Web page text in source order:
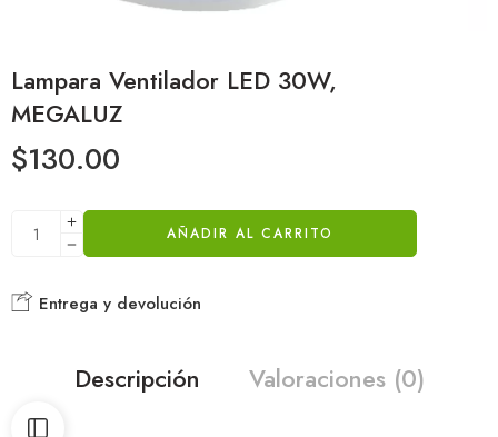
Lampara Ventilador LED 30W,
MEGALUZ
$130.00
AÑADIR AL CARRITO
Entrega y devolución
Descripción Valoraciones (0)